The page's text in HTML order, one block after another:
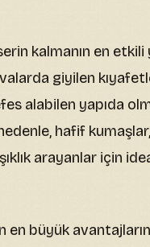
kalmanın en etkili
giyilen
alabilen yapıda
hafif
arayanlar için
en büyük